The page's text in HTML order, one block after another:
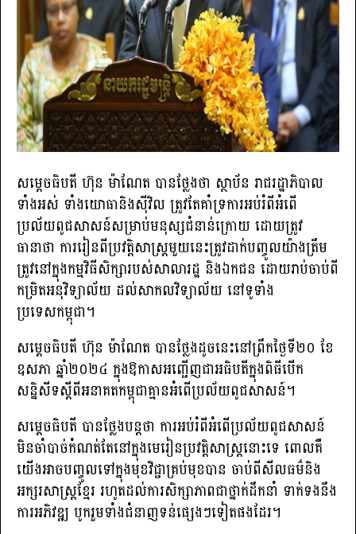
សម្តេចធិបតី ហ៊ុន ម៉ាណែត បានថ្លែងថា ស្ថាប័ន រាជរដ្ឋាភិបាល
ទាំងអស់ ទាំងយោធានិងស៊ីវិល ត្រូវតែគាំទ្រការអប់រំពីអំពើ
ប្រល័យពូជសាសន៍សម្រាប់មនុស្សជំនាន់ក្រោយ ដោយត្រូវ
ធានាថា ការរៀនពីប្រវត្តិសាស្ត្រមួយនេះត្រូវដាក់បញ្ចូលយ៉ាងត្រឹម
ត្រូវនៅក្នុងកម្មវិធីសិក្សារបស់សាលារដ្ឋ និងឯកជន ដោយរាប់ចាប់ពី
កម្រិតអនុវិទ្យាល័យ ដល់សាកលវិទ្យាល័យ នៅទូទាំង
ប្រទេសកម្ពុជា។
សម្តេចធិបតី ហ៊ុន ម៉ាណែត បានថ្លែងដូចនេះនៅព្រឹកថ្ងៃទី២០ ខែ
ឧសភា ឆ្នាំ២០២៤ ក្នុងឱកាសអញ្ជើញជាអធិបតីក្នុងពិធីបើក
សន្និសីទស្តីពីអនាគតកម្ពុជាគ្មានអំពើប្រល័យពូជសាសន៍។
សម្តេចធិបតី បានថ្លែងបន្តថា ការអប់រំពីអំពើប្រល័យពូជសាសន៍
មិនចាំបាច់កំណត់តែនៅក្នុងមេរៀនប្រវត្តិសាស្ត្រនោះទេ ពោលគឺ
យើងអាចបញ្ចូលទៅក្នុងមុខវិជ្ជាគ្រប់មុខបាន ចាប់ពីសីលធម៌និង
អក្សរសាស្ត្រខ្មែរ រហូតដល់ការសិក្សាភាពជាថ្នាក់ដឹកនាំ ទាក់ទងនឹង
ការអភិវឌ្ឍ បូករួមទាំងជំនាញទន់ផ្សេងៗទៀតផងដែរ។